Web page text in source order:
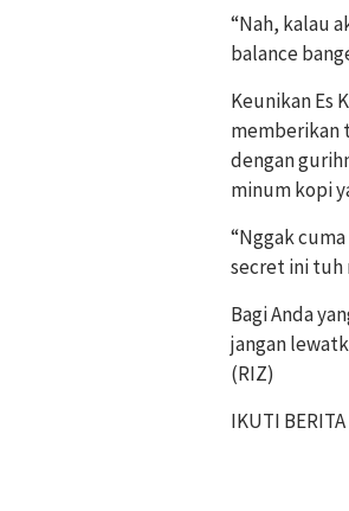
“Nah, kalau
balance
Keunikan Es
memberikan
dengan
minum kopi
“Nggak
secret ini tuh
Bagi Anda
jangan
(RIZ)
IKUTI